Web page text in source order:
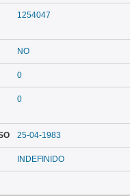
1254047
NO
0
0
25-04-1983
INDEFINIDO